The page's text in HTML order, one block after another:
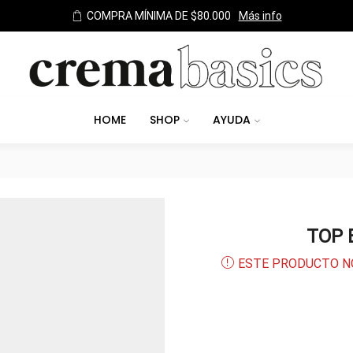
TODOS LOS MEDIOS DE PAGO
HOME SHOP AYUDA
TOP
ESTE PRODUCTO